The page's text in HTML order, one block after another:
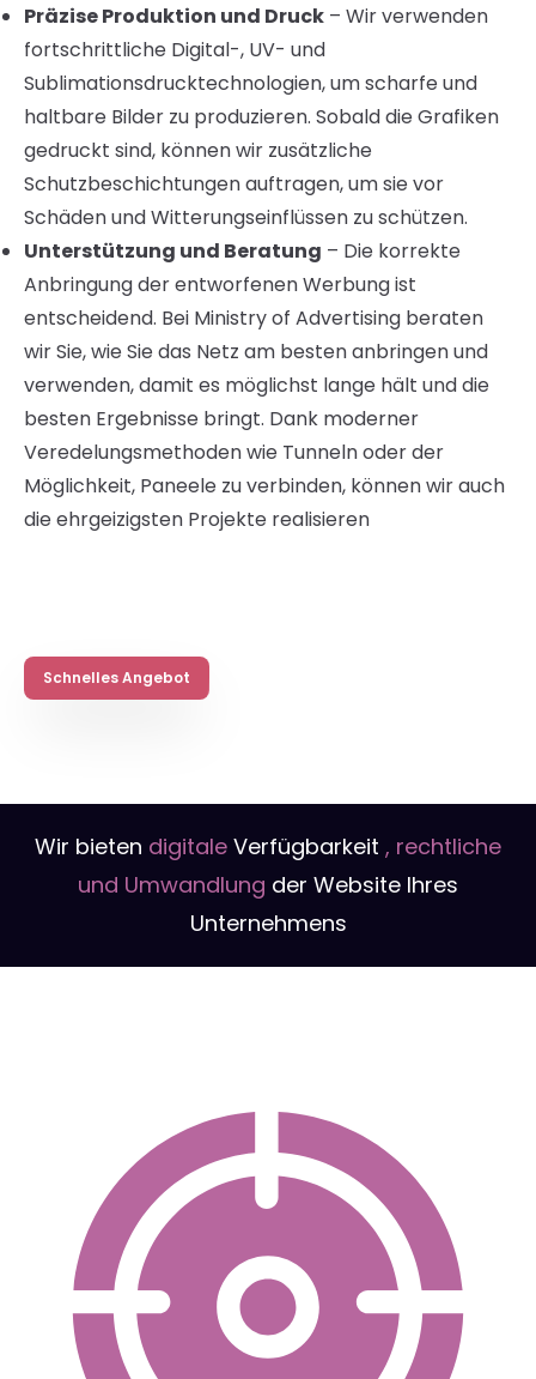
Präzise Produktion und Druck – Wir verwenden
fortschrittliche Digital-, UV- und
Sublimationsdrucktechnologien, um scharfe und
haltbare Bilder zu produzieren. Sobald die Grafiken
gedruckt sind, können wir zusätzliche
Schutzbeschichtungen auftragen, um sie vor
Schäden und Witterungseinflüssen zu schützen.
Unterstützung und Beratung – Die korrekte
Anbringung der entworfenen Werbung ist
entscheidend. Bei Ministry of Advertising beraten
wir Sie, wie Sie das Netz am besten anbringen und
verwenden, damit es möglichst lange hält und die
besten Ergebnisse bringt. Dank moderner
Veredelungsmethoden wie Tunneln oder der
Möglichkeit, Paneele zu verbinden, können wir auch
die ehrgeizigsten Projekte realisieren
Schnelles Angebot
Wir bieten digitale Verfügbarkeit , rechtliche
und Umwandlung der Website Ihres
Unternehmens